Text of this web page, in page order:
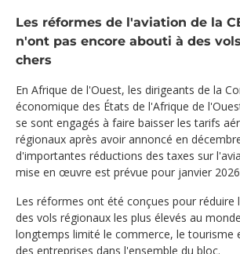
Les réformes de l'aviation de la
n'ont pas encore abouti à des
chers
En Afrique de l'Ouest, les dirigeants de la
économique des États de l'Afrique de
se sont engagés à faire baisser les tarifs
régionaux après avoir annoncé en
d'importantes réductions des taxes sur
mise en œuvre est prévue pour janvier
Les réformes ont été conçues pour réduire
des vols régionaux les plus élevés au
longtemps limité le commerce, le tourisme
des entreprises dans l'ensemble du bloc.